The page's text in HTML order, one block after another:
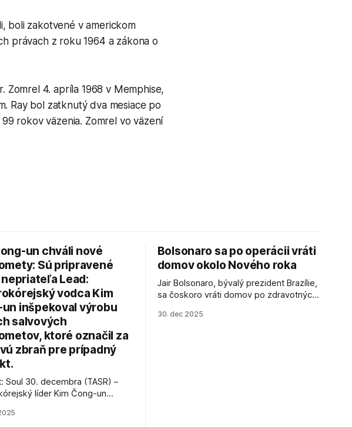
boli zakotvené v americkom
právach z roku 1964 a zákona o
Zomrel 4. apríla 1968 v Memphise,
Ray bol zatknutý dva mesiace po
rokov väzenia. Zomrel vo väzení
un chváli nové
Sú pripravené
Lead:
vodca Kim
un inšpekoval výrobu
salvových
ktoré označil za
zbraň pre prípadný
Soul 30. decembra (TASR) –
líder Kim Čong-un
salvové raketomety a nešetril
Bolsonaro sa po operácii vráti
domov okolo Nového roka
Jair Bolsonaro, bývalý prezident Brazílie,
sa čoskoro vráti domov po zdravotných
30. dec 2025